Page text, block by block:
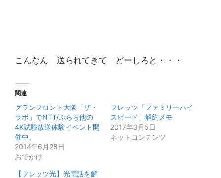
こんなん 送られてきて どーしろと・・・
関連
グランフロント大阪「ザ・
ラボ」でNTT/ぷらら他の
4K試験放送体験イベント開
催中。
2014年6月28日
おでかけ
フレッツ「ファミリーハイ
スピード」解約メモ
2017年3月5日
ネットコンテンツ
【フレッツ光】光電話を解